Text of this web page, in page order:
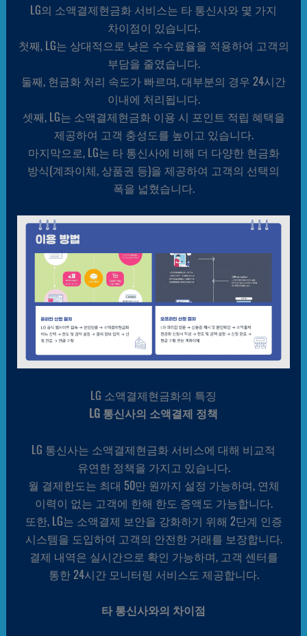
LG의 소액결제현금화 서비스는 타 통신사와 몇 가지
차이점이 있습니다.
첫째, LG는 상대적으로 낮은 수수료율을 적용하여 고객의
부담을 줄였습니다.
둘째, 현금화 처리 속도가 빠르며, 대부분의 경우 24시간
이내에 처리됩니다.
셋째, LG는 소액결제현금화 이용 시 포인트 적립 혜택을
제공하여 고객 충성도를 높이고 있습니다.
마지막으로, LG는 타 통신사에 비해 더 다양한 현금화
방식(계좌이체, 상품권 등)을 제공하여 고객의 선택의
폭을 넓혔습니다.
LG 소액결제현금화의 특징
LG 통신사의 소액결제 정책
LG 통신사는 소액결제현금화 서비스에 대해 비교적
유연한 정책을 가지고 있습니다.
월 결제한도는 최대 50만 원까지 설정 가능하며, 연체
이력이 없는 고객에 한해 한도 증액도 가능합니다.
또한, LG는 소액결제 보안을 강화하기 위해 2단계 인증
시스템을 도입하여 고객의 안전한 거래를 보장합니다.
결제 내역은 실시간으로 확인 가능하며, 고객 센터를
통한 24시간 모니터링 서비스도 제공합니다.
타 통신사와의 차이점